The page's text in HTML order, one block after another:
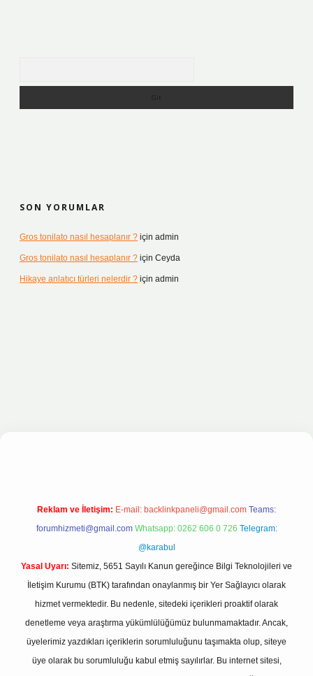
SON YORUMLAR
Gros tonilato nasıl hesaplanır ? için admin
Gros tonilato nasıl hesaplanır ? için Ceyda
Hikaye anlatıcı türleri nelerdir ? için admin
Reklam ve İletişim: E-mail: backlinkpaneli@gmail.com Teams:
forumhizmeti@gmail.com Whatsapp: 0262 606 0 726 Telegram:
@karabul
Yasal Uyarı: Sitemiz, 5651 Sayılı Kanun gereğince Bilgi Teknolojileri ve
İletişim Kurumu (BTK) tarafından onaylanmış bir Yer Sağlayıcı olarak
hizmet vermektedir. Bu nedenle, sitedeki içerikleri proaktif olarak
denetleme veya araştırma yükümlülüğümüz bulunmamaktadır. Ancak,
üyelerimiz yazdıkları içeriklerin sorumluluğunu taşımakta olup, siteye
üye olarak bu sorumluluğu kabul etmiş sayılırlar. Bu internet sitesi,